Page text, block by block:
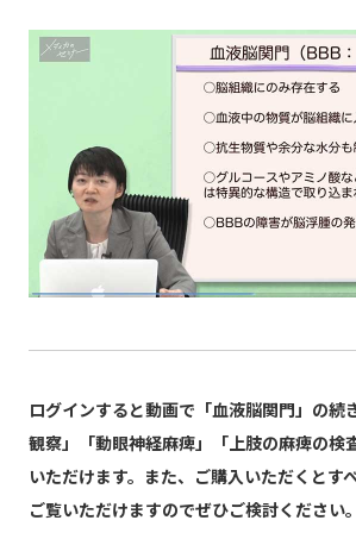
ログインすると動画で「血液脳関門」の続
観察」「動眼神経麻痺」「上肢の麻痺の検
いただけます。また、ご購入いただくとす
ご覧いただけますのでぜひご検討ください。